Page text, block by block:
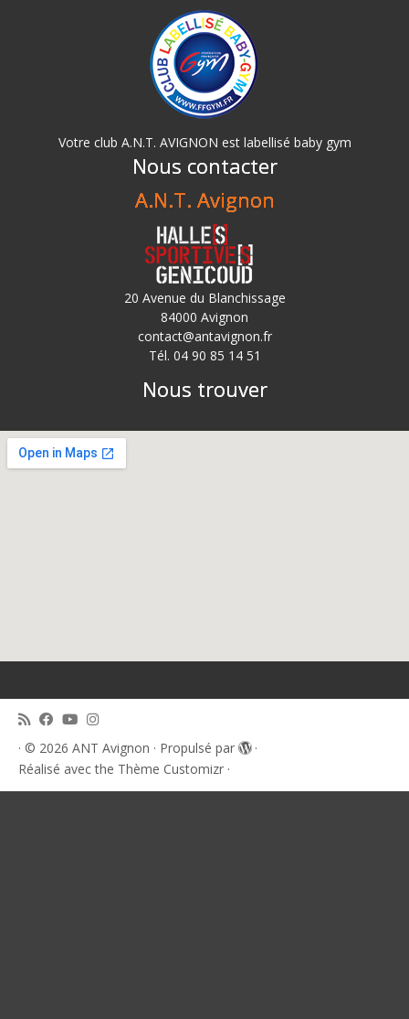
Votre club A.N.T. AVIGNON est labellisé baby gym
Nous contacter
A.N.T. Avignon
20 Avenue du Blanchissage
84000 Avignon
contact@antavignon.fr
Tél. 04 90 85 14 51
Nous trouver
· © 2026 ANT Avignon · Propulsé par
·
Réalisé avec the Thème Customizr ·